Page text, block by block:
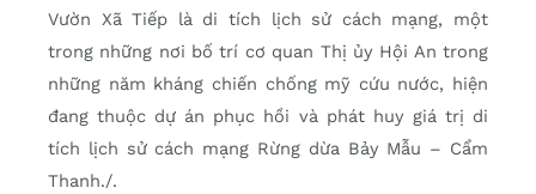
Vườn Xã Tiếp là di tích lịch sử cách mạng, một
trong những nơi bố trí cơ quan Thị ủy Hội An trong
những năm kháng chiến chống mỹ cứu nước, hiện
đang thuộc dự án phục hồi và phát huy giá trị di
tích lịch sử cách mạng Rừng dừa Bảy Mẫu – Cẩm
Thanh./.